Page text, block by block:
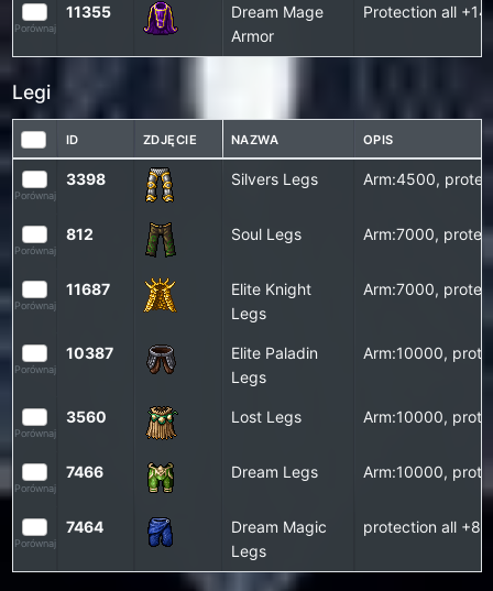
Porównaj
11355
Dream Mage
Armor
Protection all
Legi
ID ZDJĘCIE NAZWA OPIS
Porównaj
3398 Silvers Legs Arm:4500,
Porównaj
812 Soul Legs Arm:7000,
Porównaj
11687
Elite Knight
Legs
Arm:7000,
Porównaj
10387
Elite Paladin
Legs
Arm:10000,
Porównaj
3560 Lost Legs Arm:10000,
Porównaj
7466 Dream Legs Arm:10000,
Porównaj
7464
Dream Magic
Legs
protection all